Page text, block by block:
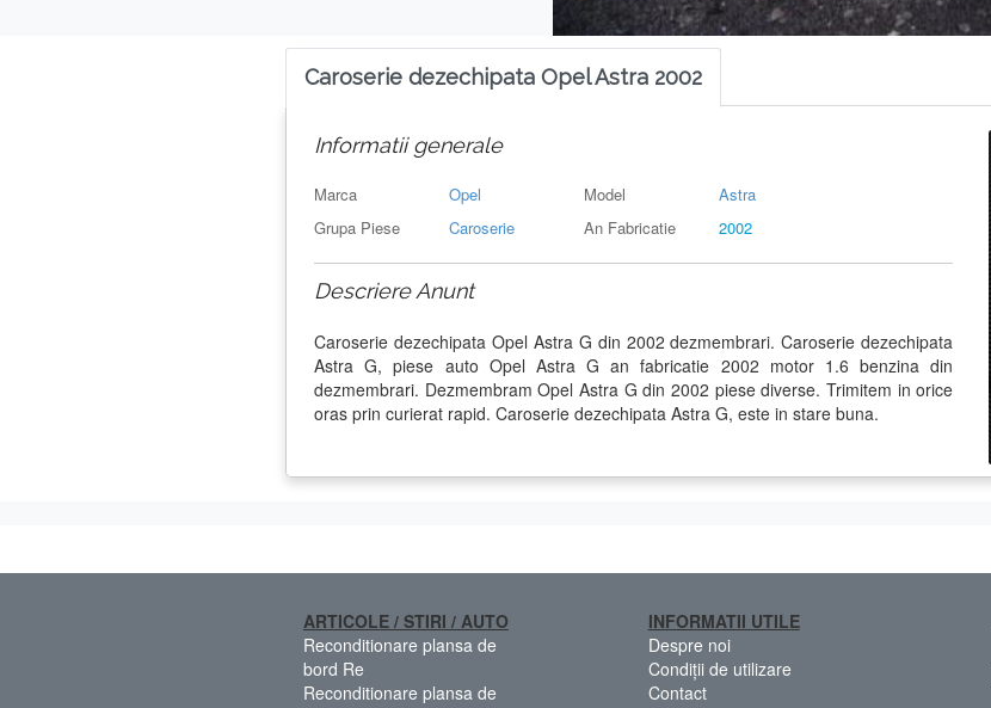
Caroserie dezechipata Opel Astra 2002
Informatii generale
Marca Opel Model
Astra
Grupa Piese
Caroserie An Fabricatie 2002
Descriere Anunt
Caroserie dezechipata Opel Astra G din 2002 dezmembrari. Caroserie dezechipata
Astra G, piese auto Opel Astra G an fabricatie 2002 motor 1.6 benzina din
dezmembrari. Dezmembram Opel Astra G din 2002 piese diverse. Trimitem in orice
oras prin curierat rapid. Caroserie dezechipata Astra G, este in stare buna.
ARTICOLE / STIRI / AUTO
Reconditionare plansa de
bord Re
Reconditionare plansa de
INFORMATII UTILE
Despre noi
Condiții de utilizare
Contact